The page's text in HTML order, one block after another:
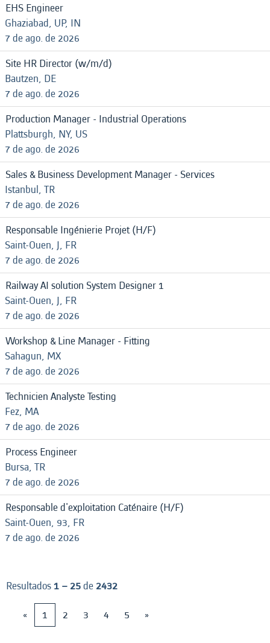
EHS Engineer
Ghaziabad, UP, IN
7 de ago. de 2026
Site HR Director (w/m/d)
Bautzen, DE
7 de ago. de 2026
Production Manager - Industrial Operations
Plattsburgh, NY, US
7 de ago. de 2026
Sales & Business Development Manager - Services
Istanbul, TR
7 de ago. de 2026
Responsable Ingénierie Projet (H/F)
Saint-Ouen, J, FR
7 de ago. de 2026
Railway AI solution System Designer 1
Saint-Ouen, J, FR
7 de ago. de 2026
Workshop & Line Manager - Fitting
Sahagun, MX
7 de ago. de 2026
Technicien Analyste Testing
Fez, MA
7 de ago. de 2026
Process Engineer
Bursa, TR
7 de ago. de 2026
Responsable d'exploitation Caténaire (H/F)
Saint-Ouen, 93, FR
7 de ago. de 2026
Resultados1 – 25de 2432
«
1 2 3 4 5 »